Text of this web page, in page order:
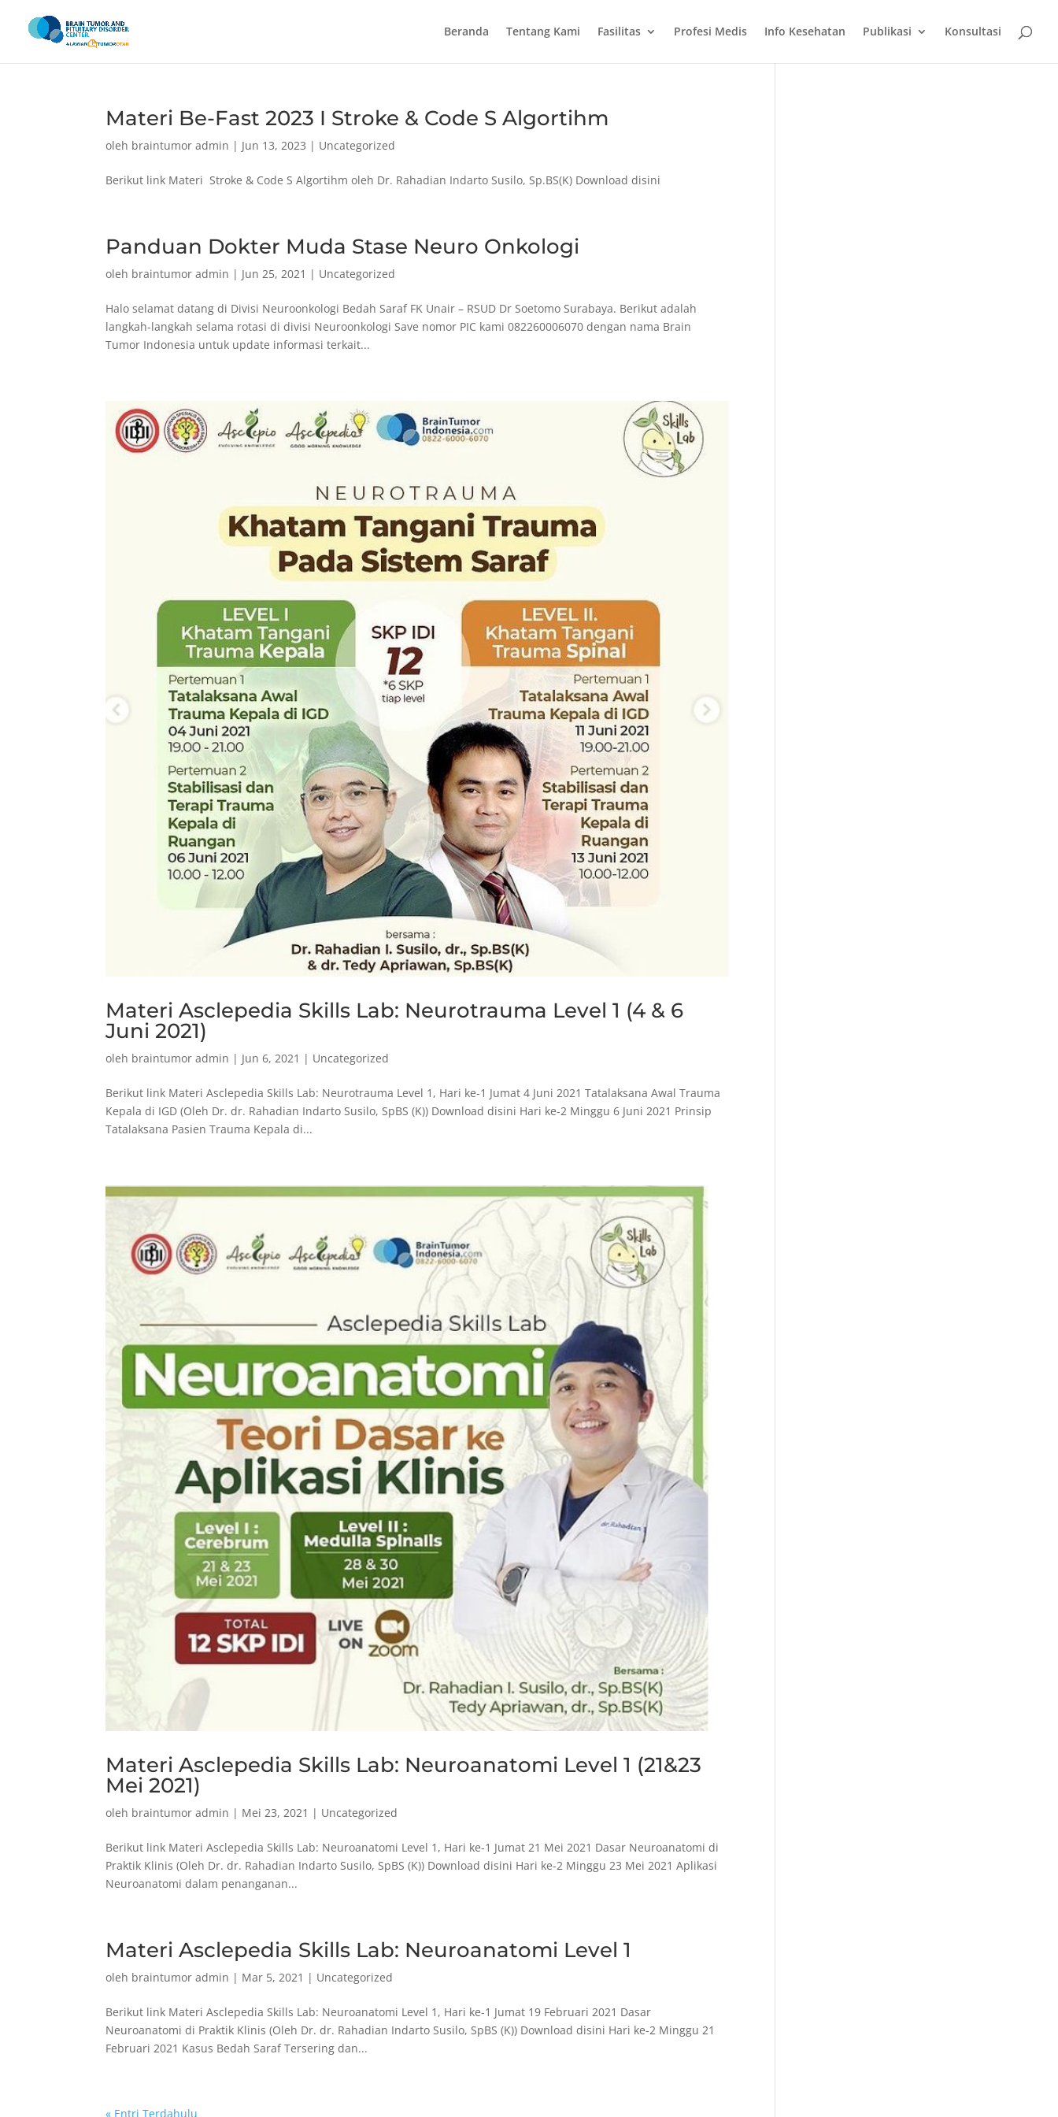
Beranda Tentang Kami Fasilitas Profesi Medis Info Kesehatan Publikasi Konsultasi
Materi Be-Fast 2023 I Stroke & Code S Algortihm
oleh braintumor admin | Jun 13, 2023 | Uncategorized
Berikut link Materi Stroke & Code S Algortihm oleh Dr. Rahadian Indarto Susilo, Sp.BS(K) Download disini
Panduan Dokter Muda Stase Neuro Onkologi
oleh braintumor admin | Jun 25, 2021 | Uncategorized
Halo selamat datang di Divisi Neuroonkologi Bedah Saraf FK Unair – RSUD Dr Soetomo Surabaya. Berikut adalah
langkah-langkah selama rotasi di divisi Neuroonkologi Save nomor PIC kami 082260006070 dengan nama Brain
Tumor Indonesia untuk update informasi terkait...
Materi Asclepedia Skills Lab: Neurotrauma Level 1 (4 & 6
Juni 2021)
oleh braintumor admin | Jun 6, 2021 | Uncategorized
Berikut link Materi Asclepedia Skills Lab: Neurotrauma Level 1, Hari ke-1 Jumat 4 Juni 2021 Tatalaksana Awal Trauma
Kepala di IGD (Oleh Dr. dr. Rahadian Indarto Susilo, SpBS (K)) Download disini Hari ke-2 Minggu 6 Juni 2021 Prinsip
Tatalaksana Pasien Trauma Kepala di...
Materi Asclepedia Skills Lab: Neuroanatomi Level 1 (21&23
Mei 2021)
oleh braintumor admin | Mei 23, 2021 | Uncategorized
Berikut link Materi Asclepedia Skills Lab: Neuroanatomi Level 1, Hari ke-1 Jumat 21 Mei 2021 Dasar Neuroanatomi di
Praktik Klinis (Oleh Dr. dr. Rahadian Indarto Susilo, SpBS (K)) Download disini Hari ke-2 Minggu 23 Mei 2021 Aplikasi
Neuroanatomi dalam penanganan...
Materi Asclepedia Skills Lab: Neuroanatomi Level 1
oleh braintumor admin | Mar 5, 2021 | Uncategorized
Berikut link Materi Asclepedia Skills Lab: Neuroanatomi Level 1, Hari ke-1 Jumat 19 Februari 2021 Dasar
Neuroanatomi di Praktik Klinis (Oleh Dr. dr. Rahadian Indarto Susilo, SpBS (K)) Download disini Hari ke-2 Minggu 21
Februari 2021 Kasus Bedah Saraf Tersering dan...
« Entri Terdahulu